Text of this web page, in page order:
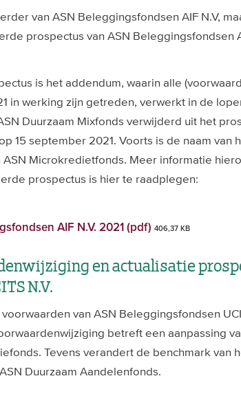
van ASN Beleggingsfondsen AIF N.V,
prospectus van ASN Beleggingsfondsen
is het addendum, waarin alle
in werking zijn getreden, verwerkt in de
Duurzaam Mixfonds verwijderd uit het
15 september 2021. Voorts is de naam van
Microkredietfonds. Meer informatie
prospectus is hier te raadplegen:
AIF N.V. 2021 (pdf) 406,37 KB
en actualisatie
N.V.
van ASN Beleggingsfondsen
betreft een aanpassing
Tevens verandert de benchmark van
Duurzaam Aandelenfonds.